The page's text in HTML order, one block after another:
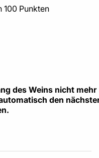
Punkten
des Weins nicht mehr
den